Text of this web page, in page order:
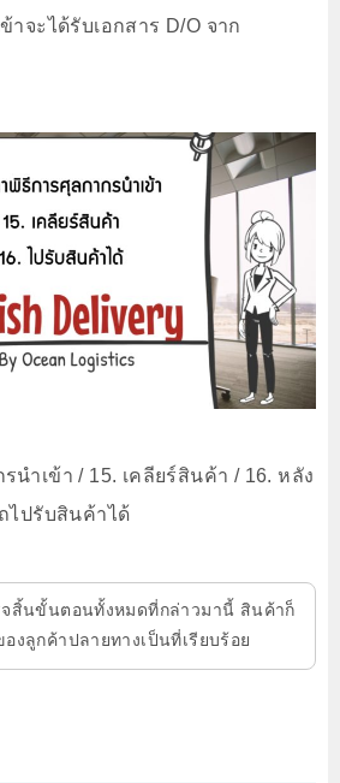
าจะได้รับเอกสาร D/O จาก
นำเข้า / 15. เคลียร์สินค้า / 16. หลัง
ไปรับสินค้าได้
จสิ้นขั้นตอนทั้งหมดที่กล่าวมานี้ สินค้าก็
งลูกค้าปลายทางเป็นที่เรียบร้อย